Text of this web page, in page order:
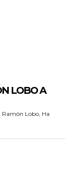
LOBO A
Ramón Lobo, Ha